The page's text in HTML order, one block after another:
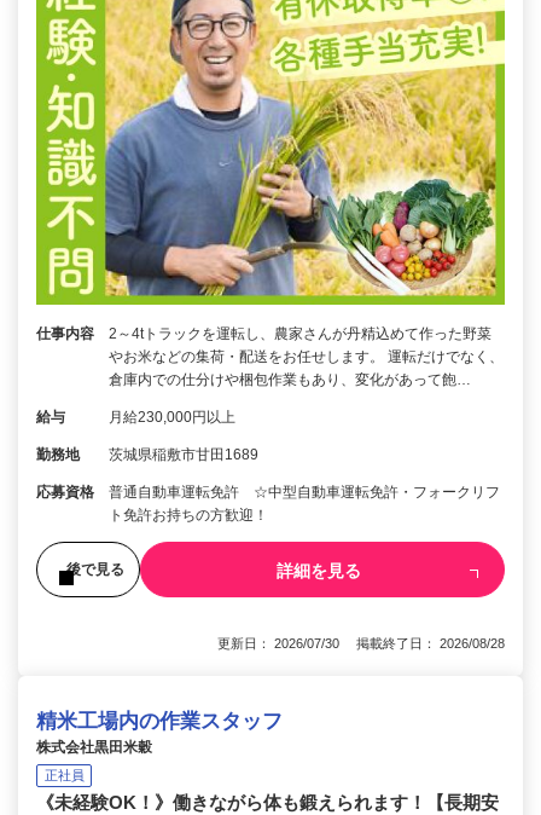
仕事内容
2～4tトラックを運転し、農家さんが丹精込めて作った野菜
やお米などの集荷・配送をお任せします。 運転だけでなく、
倉庫内での仕分けや梱包作業もあり、変化があって飽…
給与 月給230,000円以上
勤務地 茨城県稲敷市甘田1689
応募資格
普通自動車運転免許 ☆中型自動車運転免許・フォークリフ
ト免許お持ちの方歓迎！
後で見る 詳細を見る
更新日： 2026/07/30 掲載終了日： 2026/08/28
精米工場内の作業スタッフ
株式会社黒田米穀
正社員
《未経験OK！》働きながら体も鍛えられます！【長期安